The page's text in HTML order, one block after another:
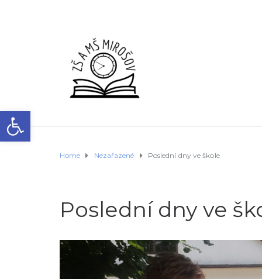
Open toolbar
Home Nezařazené Poslední dny ve škole
Poslední dny ve